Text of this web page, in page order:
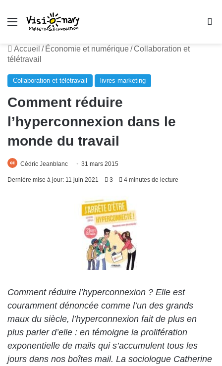
Menu
Accueil / Économie et numérique/Collaboration et
télétravail
Collaboration et télétravail livres marketing
Comment réduire
l’hyperconnexion dans le
monde du travail
Cédric Jeanblanc 31 mars 2015
Dernière mise à jour: 11 juin 2021 3 4 minutes de lecture
Comment réduire l’hyperconnexion ? Elle est
couramment dénoncée comme l’un des grands
maux du siècle, l’hyperconnexion fait de plus en
plus parler d’elle : en témoigne la prolifération
exponentielle de mails qui s’accumulent tous les
jours dans nos boîtes mail. La sociologue Catherine